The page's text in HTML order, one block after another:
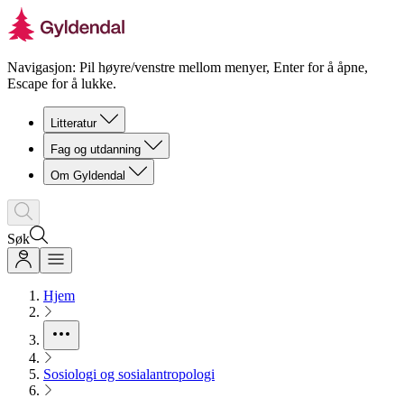
Navigasjon: Pil høyre/venstre mellom menyer, Enter for å åpne,
Escape for å lukke.
Litteratur
Fag og utdanning
Om Gyldendal
Søk
Hjem
Sosiologi og sosialantropologi